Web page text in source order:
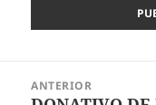
ANTERIOR